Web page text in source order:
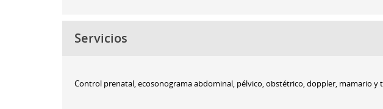
Servicios
Control prenatal, ecosonograma abdominal, pélvico, obstétrico, doppler, mamario